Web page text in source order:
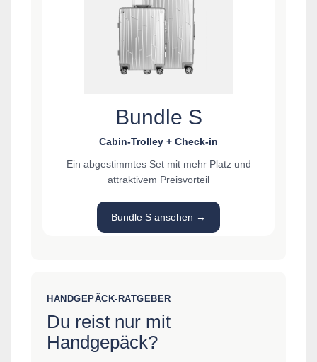
Bundle S
Cabin-Trolley + Check-in
Ein abgestimmtes Set mit mehr Platz und
attraktivem Preisvorteil
Bundle S ansehen →
HANDGEPÄCK-RATGEBER
Du reist nur mit
Handgepäck?